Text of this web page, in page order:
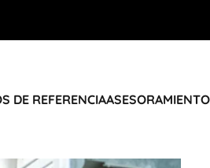
DE REFERENCIA